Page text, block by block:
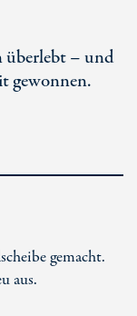
überlebt – und
gewonnen.
gemacht.
aus.